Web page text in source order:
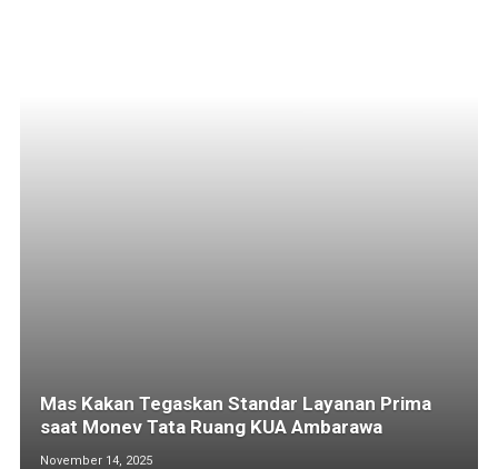
Mas Kakan Tegaskan Standar Layanan Prima
saat Monev Tata Ruang KUA Ambarawa
November 14, 2025